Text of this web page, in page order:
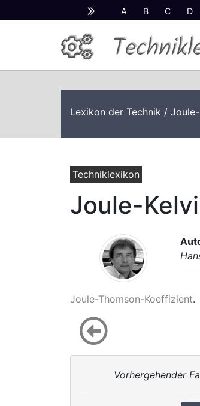
A B C D
Lexikon der Technik /
Techniklexikon
Joule-
Joule-Thomson-Koeffizient.
Vorhergehender